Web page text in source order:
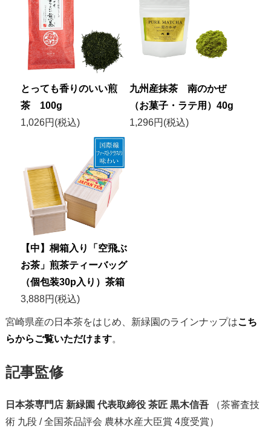
とっても香りのいい煎
茶 100g
1,026円(税込)
九州産抹茶 南のかぜ
（お菓子・ラテ用）40g
1,296円(税込)
【中】桐箱入り「空飛ぶ
お茶」煎茶ティーバッグ
（個包装30p入り）茶箱
3,888円(税込)
宮崎県産の日本茶をはじめ、新緑園のラインナップはこち
らからご覧いただけます。
記事監修
日本茶専門店 新緑園 代表取締役 茶匠 黒木信吾（茶審査技
術 九段 / 全国茶品評会 農林水産大臣賞 4度受賞）